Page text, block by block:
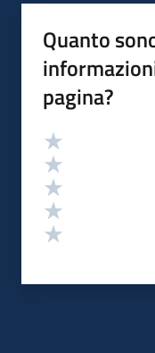
Quanto
pagina?
Valutazione